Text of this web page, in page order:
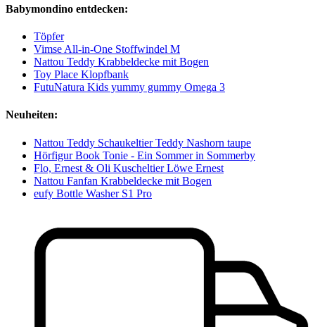
Babymondino entdecken:
Töpfer
Vimse All-in-One Stoffwindel M
Nattou Teddy Krabbeldecke mit Bogen
Toy Place Klopfbank
FutuNatura Kids yummy gummy Omega 3
Neuheiten:
Nattou Teddy Schaukeltier Teddy Nashorn taupe
Hörfigur Book Tonie - Ein Sommer in Sommerby
Flo, Ernest & Oli Kuscheltier Löwe Ernest
Nattou Fanfan Krabbeldecke mit Bogen
eufy Bottle Washer S1 Pro